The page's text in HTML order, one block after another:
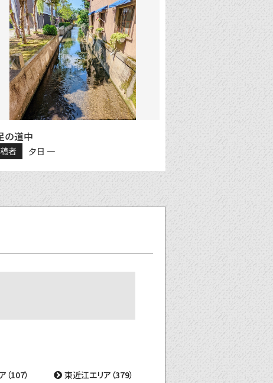
の道中
者 夕日 一
（107）
東近江エリア（379）